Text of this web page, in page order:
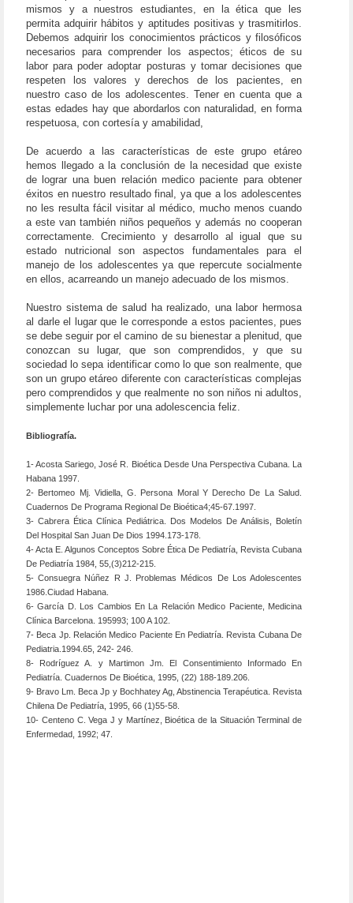
mismos y a nuestros estudiantes, en la ética que les
permita adquirir hábitos y aptitudes positivas y trasmitirlos.
Debemos adquirir los conocimientos prácticos y filosóficos
necesarios para comprender los aspectos; éticos de su
labor para poder adoptar posturas y tomar decisiones que
respeten los valores y derechos de los pacientes, en
nuestro caso de los adolescentes. Tener en cuenta que a
estas edades hay que abordarlos con naturalidad, en forma
respetuosa, con cortesía y amabilidad,
De acuerdo a las características de este grupo etáreo
hemos llegado a la conclusión de la necesidad que existe
de lograr una buen relación medico paciente para obtener
éxitos en nuestro resultado final, ya que a los adolescentes
no les resulta fácil visitar al médico, mucho menos cuando
a este van también niños pequeños y además no cooperan
correctamente. Crecimiento y desarrollo al igual que su
estado nutricional son aspectos fundamentales para el
manejo de los adolescentes ya que repercute socialmente
en ellos, acarreando un manejo adecuado de los mismos.
Nuestro sistema de salud ha realizado, una labor hermosa
al darle el lugar que le corresponde a estos pacientes, pues
se debe seguir por el camino de su bienestar a plenitud, que
conozcan su lugar, que son comprendidos, y que su
sociedad lo sepa identificar como lo que son realmente, que
son un grupo etáreo diferente con características complejas
pero comprendidos y que realmente no son niños ni adultos,
simplemente luchar por una adolescencia feliz.
Bibliografía.
1- Acosta Sariego, José R. Bioética Desde Una Perspectiva Cubana. La
Habana 1997.
2- Bertomeo Mj. Vidiella, G. Persona Moral Y Derecho De La Salud.
Cuadernos De Programa Regional De Bioética4;45-67.1997.
3- Cabrera Ética Clínica Pediátrica. Dos Modelos De Análisis, Boletín
Del Hospital San Juan De Dios 1994.173-178.
4- Acta E. Algunos Conceptos Sobre Ética De Pediatría, Revista Cubana
De Pediatría 1984, 55,(3)212-215.
5- Consuegra Núñez R J. Problemas Médicos De Los Adolescentes
1986.Ciudad Habana.
6- García D. Los Cambios En La Relación Medico Paciente, Medicina
Clínica Barcelona. 195993; 100 A 102.
7- Beca Jp. Relación Medico Paciente En Pediatría. Revista Cubana De
Pediatria.1994.65, 242- 246.
8- Rodríguez A. y Martimon Jm. El Consentimiento Informado En
Pediatría. Cuadernos De Bioética, 1995, (22) 188-189.206.
9- Bravo Lm. Beca Jp y Bochhatey Ag, Abstinencia Terapéutica. Revista
Chilena De Pediatría, 1995, 66 (1)55-58.
10- Centeno C. Vega J y Martínez, Bioética de la Situación Terminal de
Enfermedad, 1992; 47.